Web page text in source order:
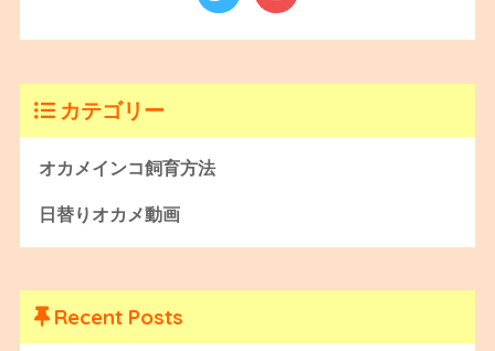
カテゴリー
オカメインコ飼育方法
日替りオカメ動画
Recent Posts